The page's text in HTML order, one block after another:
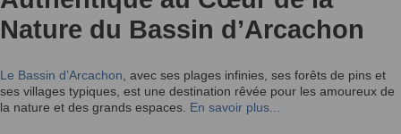
Nature du Bassin d’Arcachon
Le Bassin d’Arcachon , avec ses plages infinies, ses forêts de pins et
ses villages typiques, est une destination rêvée pour les amoureux de
la nature et des grands espaces. En savoir plus...